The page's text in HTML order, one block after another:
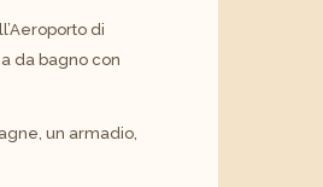
di
da bagno con
un armadio,